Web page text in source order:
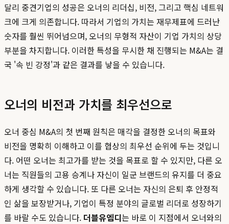
달리 중견기업의 성공은 오너의 리더십, 비전, 그리고 핵심 네트워
크에 크게 의존합니다. 따라서 기업의 가치는 재무제표에 드러난
숫자를 훨씬 뛰어넘으며, 오너의 무형적 자산이 기업 가치의 상당
부분을 차지합니다. 이러한 특성을 무시한 채 진행되는 M&A는 결
국 '속 빈 강정'과 같은 결과를 낳을 수 있습니다.
오너의 비전과 가치를 최우선으로
오너 중심 M&A의 첫 번째 원칙은 매각을 결정한 오너의 목표와
비전을 명확히 이해하고 이를 협상의 최우선 순위에 두는 것입니
다. 어떤 오너는 최고가를 받는 것을 목표로 할 수 있지만, 다른 오
너는 직원들의 고용 승계나 자신이 일군 브랜드의 유지를 더 중요
하게 생각할 수 있습니다. 또 다른 오너는 자신의 은퇴 후 안정적
인 삶을 보장받거나, 기업이 특정 분야의 글로벌 리더로 성장하기
를 바랄 수도 있습니다. 더블유엠디는 바로 이 지점에서 오너와의